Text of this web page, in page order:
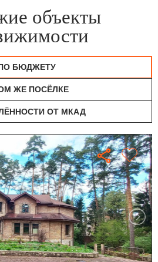
объекты
БЮДЖЕТУ
ЖЕ ПОСЁЛКЕ
ОТ МКАД